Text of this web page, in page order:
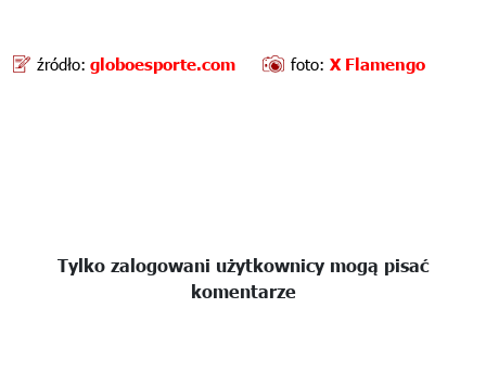
źródło: globoesporte.com foto: X Flamengo
Tylko zalogowani użytkownicy mogą pisać
komentarze